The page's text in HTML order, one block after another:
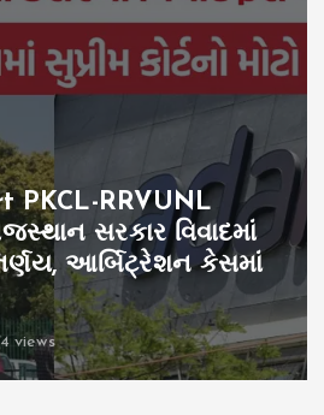
PKCL-RRVUNL
સરકાર વિવાદમાં
આર્બિટ્રેશન કેસમાં
views